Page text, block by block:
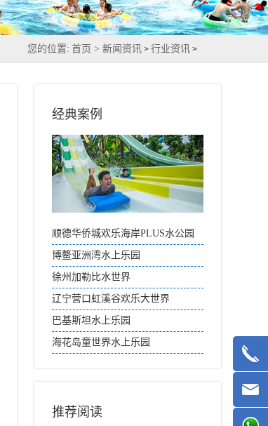
您的位置: 首页 >新闻资讯 >行业资讯 >
经典案例
顺德华侨城欢乐海岸PLUS水公园
博鳌亚洲湾水上乐园
徐州加勒比水世界
辽宁营口虹溪谷欢乐大世界
巴基斯坦水上乐园
海花岛童世界水上乐园
推荐阅读